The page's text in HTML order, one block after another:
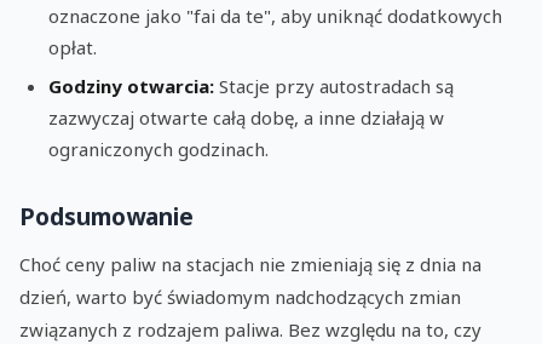
oznaczone jako "fai da te", aby uniknąć dodatkowych
opłat.
Godziny otwarcia: Stacje przy autostradach są
zazwyczaj otwarte całą dobę, a inne działają w
ograniczonych godzinach.
Podsumowanie
Choć ceny paliw na stacjach nie zmieniają się z dnia na
dzień, warto być świadomym nadchodzących zmian
związanych z rodzajem paliwa. Bez względu na to, czy